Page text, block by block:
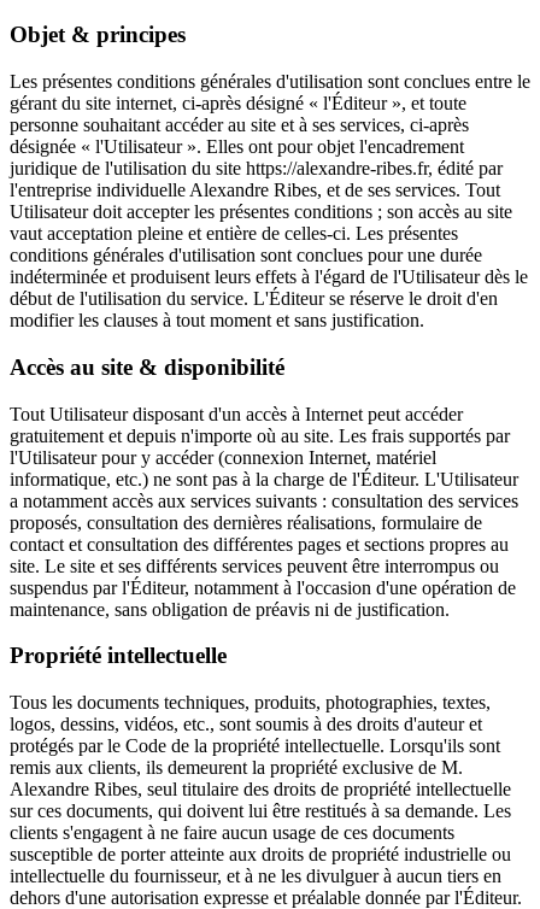
Objet & principes
Les présentes conditions générales d'utilisation sont conclues entre le
gérant du site internet, ci-après désigné « l'Éditeur », et toute
personne souhaitant accéder au site et à ses services, ci-après
désignée « l'Utilisateur ». Elles ont pour objet l'encadrement
juridique de l'utilisation du site https://alexandre-ribes.fr, édité par
l'entreprise individuelle Alexandre Ribes, et de ses services. Tout
Utilisateur doit accepter les présentes conditions ; son accès au site
vaut acceptation pleine et entière de celles-ci. Les présentes
conditions générales d'utilisation sont conclues pour une durée
indéterminée et produisent leurs effets à l'égard de l'Utilisateur dès le
début de l'utilisation du service. L'Éditeur se réserve le droit d'en
modifier les clauses à tout moment et sans justification.
Accès au site & disponibilité
Tout Utilisateur disposant d'un accès à Internet peut accéder
gratuitement et depuis n'importe où au site. Les frais supportés par
l'Utilisateur pour y accéder (connexion Internet, matériel
informatique, etc.) ne sont pas à la charge de l'Éditeur. L'Utilisateur
a notamment accès aux services suivants : consultation des services
proposés, consultation des dernières réalisations, formulaire de
contact et consultation des différentes pages et sections propres au
site. Le site et ses différents services peuvent être interrompus ou
suspendus par l'Éditeur, notamment à l'occasion d'une opération de
maintenance, sans obligation de préavis ni de justification.
Propriété intellectuelle
Tous les documents techniques, produits, photographies, textes,
logos, dessins, vidéos, etc., sont soumis à des droits d'auteur et
protégés par le Code de la propriété intellectuelle. Lorsqu'ils sont
remis aux clients, ils demeurent la propriété exclusive de M.
Alexandre Ribes, seul titulaire des droits de propriété intellectuelle
sur ces documents, qui doivent lui être restitués à sa demande. Les
clients s'engagent à ne faire aucun usage de ces documents
susceptible de porter atteinte aux droits de propriété industrielle ou
intellectuelle du fournisseur, et à ne les divulguer à aucun tiers en
dehors d'une autorisation expresse et préalable donnée par l'Éditeur.